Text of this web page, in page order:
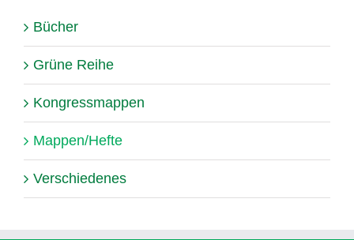
Bücher
Grüne Reihe
Kongressmappen
Mappen/Hefte
Verschiedenes